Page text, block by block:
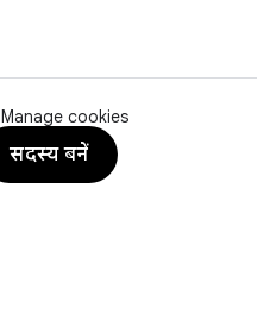
Manage cookies
सदस्य बनें